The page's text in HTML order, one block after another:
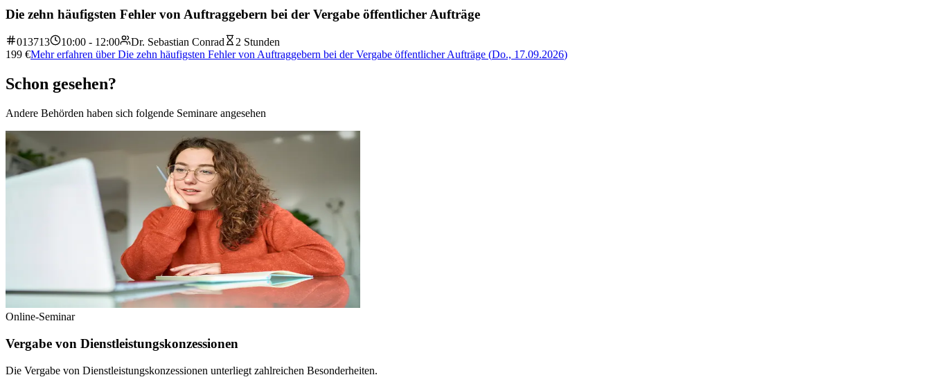
Die zehn häufigsten Fehler von Auftraggebern bei der Vergabe öffentlicher Aufträge
013713 10:00 - 12:00 Dr. Sebastian Conrad
2 Stunden
199 €Mehr erfahren überDie zehn häufigsten Fehler von Auftraggebern bei der Vergabe öffentlicher Aufträge (Do., 17.09.2026)
Schon gesehen?
Andere Behörden haben sich folgende Seminare angesehen
Online-Seminar
Vergabe von Dienstleistungskonzessionen
Die Vergabe von Dienstleistungskonzessionen unterliegt zahlreichen Besonderheiten.